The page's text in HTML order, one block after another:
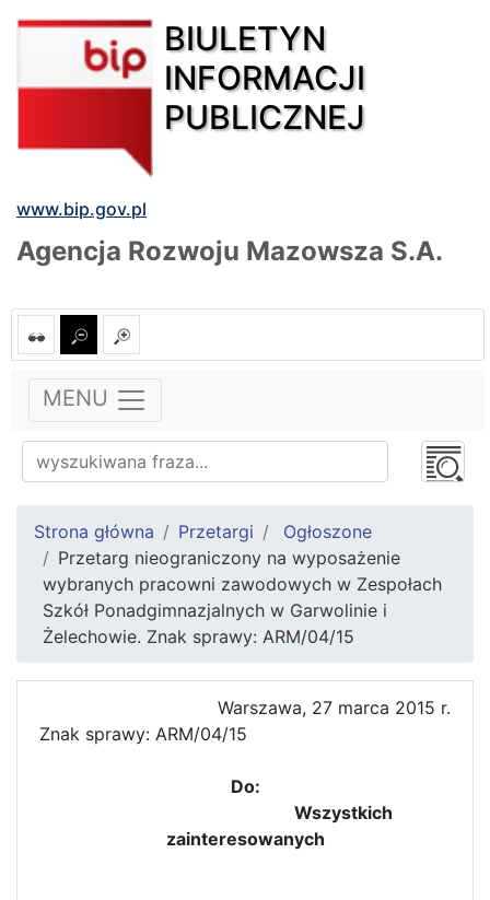
BIULETYN
INFORMACJI
PUBLICZNEJ
www.bip.gov.pl
Agencja Rozwoju Mazowsza S.A.
MENU
Strona główna Przetargi
Ogłoszone
Przetarg nieograniczony na wyposażenie
wybranych pracowni zawodowych w Zespołach
Szkół Ponadgimnazjalnych w Garwolinie i
Żelechowie. Znak sprawy: ARM/04/15
Warszawa, 27 marca 2015 r.
Znak sprawy: ARM/04/15
Do:
Wszystkich
zainteresowanych